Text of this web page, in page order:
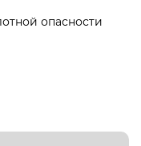
опасности